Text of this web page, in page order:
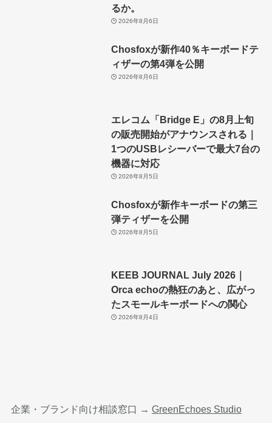
るか。
2026年8月6日
Chosfoxが新作40％キーボードテ
ィザーの第4弾を公開
2026年8月6日
エレコム「Bridge E」の8月上旬
の販売開始がアナウンスされる｜
1つのUSBレシーバーで最大7台の
機器に対応
2026年8月5日
Chosfoxが新作キーボードの第三
弾ティザーを公開
2026年8月5日
KEEB JOURNAL July 2026｜
Orca echoの熱狂のあと、広がっ
たスモールキーボードへの関心
2026年8月4日
企業・ブランド向け相談窓口 → GreenEchoes Studio